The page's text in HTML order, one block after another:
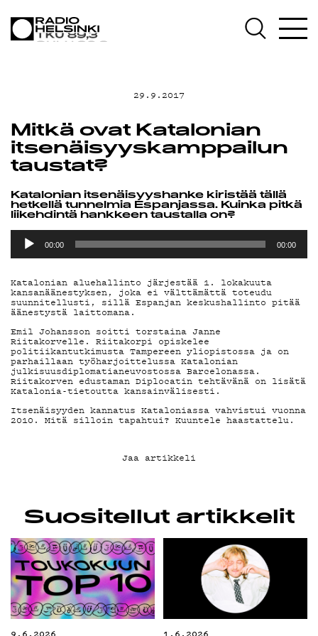
AJANKOHTAISTA
OHJELMAT
TEKIJÄT
ON-DEMAND
PODCAST
MAINOSTA
YHTEYSTIEDOT
G LIVELAB
YSTÄVÄKLUBI
TIETOSUOJA
29.9.2017
Mitkä ovat Katalonian
itsenäisyyskamppailun
taustat?
Katalonian itsenäisyyshanke kiristää tällä
hetkellä tunnelmia Espanjassa. Kuinka pitkä
liikehdintä hankkeen taustalla on?
Äänitoistin
00:00 00:00
Katalonian aluehallinto järjestää 1. lokakuuta
kansanäänestyksen, joka ei välttämättä toteudu
suunnitellusti, sillä Espanjan keskushallinto pitää
äänestystä laittomana.
Emil Johansson soitti torstaina Janne
Riitakorvelle. Riitakorpi opiskelee
politiikantutkimusta Tampereen yliopistossa ja on
parhaillaan työharjoittelussa Katalonian
julkisuusdiplomatianeuvostossa Barcelonassa.
Riitakorven edustaman Diplocatin tehtävänä on lisätä
Katalonia-tietoutta kansainvälisesti.
Itsenäisyyden kannatus Kataloniassa vahvistui vuonna
2010. Mitä silloin tapahtui? Kuuntele haastattelu.
Jaa artikkeli
Suositellut artikkelit
9.6.2026 1.6.2026